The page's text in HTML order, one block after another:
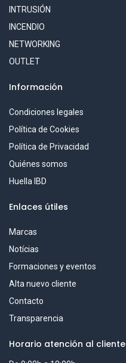
INTRUSIÓN
INCENDIO
NETWORKING
OUTLET
Información
Condiciones legales
Política de Cookies
Política de Privacidad
Quiénes somos
Huella IBD
Enlaces útiles
Marcas
Notícias
Formaciones y eventos
Alta nuevo cliente
Contacto
Transparencia
Horario atención al cliente